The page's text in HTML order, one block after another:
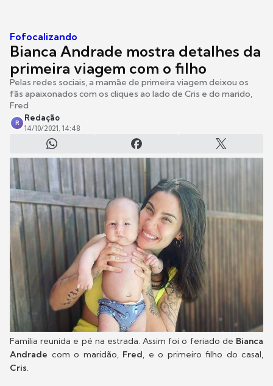
Fofocalizando
Bianca Andrade mostra detalhes da
primeira viagem com o filho
Pelas redes sociais, a mamãe de primeira viagem deixou os
fãs apaixonados com os cliques ao lado de Cris e do marido,
Fred
R
Redação
14/10/2021, 14:48
Família reunida e pé na estrada. Assim foi o feriado de Bianca
Andrade com o maridão, Fred, e o primeiro filho do casal,
Cris.